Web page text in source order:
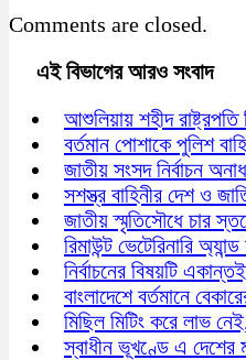
Comments are closed.
এই বিভাগের আরও সংবাদ
আশুলিয়ায় শহীদ রাষ্ট্রপতি
বর্তমান পোশাকে পুলিশ
জাতীয় সংসদ নির্বাচন
সশস্ত্র বাহিনীর দেশ ও
জাতীয় স্মৃতিসৌধে চার
রিমাউন্ট ভেটেরিনারি
নির্বাচনের বিষয়টি
বাংলাদেশে বর্তমানে
মিছিল মিটিং করে লাভ
স্বাধীন ভূখণ্ডে এ দেশের